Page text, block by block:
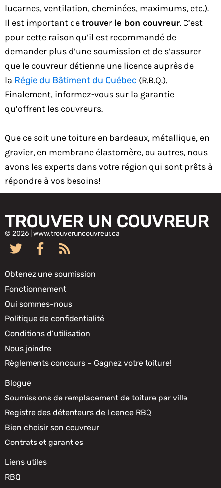
lucarnes, ventilation, cheminées, maximums, etc.).
Il est important detrouver le bon couvreur. C’est
pour cette raison qu’il est recommandé de
demander plus d’une soumission et de s’assurer
que le couvreur détienne une licence auprès de
la Régie du Bâtiment du Québec (R.B.Q.).
Finalement, informez-vous sur la garantie
qu’offrent les couvreurs.
Que ce soit une toiture en bardeaux, métallique, en
gravier, en membrane élastomère, ou autres, nous
avons les experts dans votre région qui sont prêts à
répondre à vos besoins!
TROUVER UN COUVREUR
© 2026 | www.trouveruncouvreur.ca
Obtenez une soumission
Fonctionnement
Qui sommes-nous
Politique de confidentialité
Conditions d’utilisation
Nous joindre
Règlements concours – Gagnez votre toiture!
Blogue
Soumissions de remplacement de toiture par ville
Registre des détenteurs de licence RBQ
Bien choisir son couvreur
Contrats et garanties
Liens utiles
RBQ